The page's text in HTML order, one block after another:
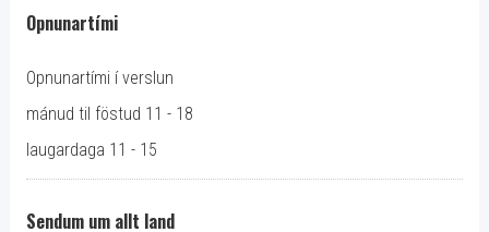
Opnunartími
Opnunartími í verslun
mánud til föstud 11 - 18
laugardaga 11 - 15
Sendum um allt land